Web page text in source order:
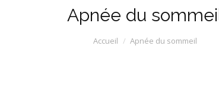
Apnée du
Accueil Apnée du sommeil